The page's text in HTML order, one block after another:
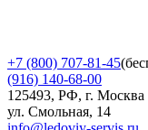
+7 (800) 707-81-45
(916) 140-68-00
125493, РФ, г. Москва
ул. Смольная, 14